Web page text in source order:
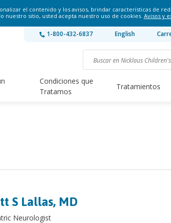
el contenido y los avisos, brindar características de
nuestro sitio, usted acepta nuestro uso de cookies. Avisos y
1-800-432-6837 English
Condiciones que
Tratamos
Tratamientos
S Lallas, MD
Neurologist